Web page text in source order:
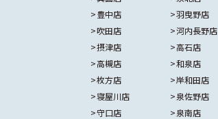
豊中店
吹田店
摂津店
高槻店
枚方店
寝屋川店
守口店
羽曳野店
河内長野店
高石店
和泉店
岸和田店
泉佐野店
泉南店